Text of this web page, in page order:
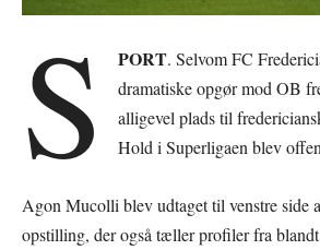
S PORT. Selvom FC
dramatiske opgør mod OB
alligevel plads til
Hold i Superligaen blev
Agon Mucolli blev udtaget til venstre side
opstilling, der også tæller profiler fra